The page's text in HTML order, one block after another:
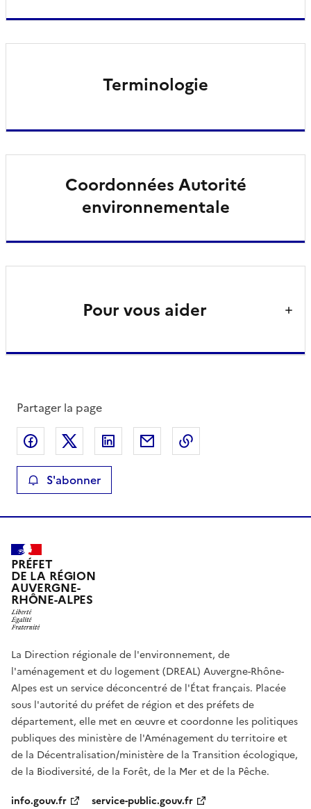
Terminologie
Coordonnées Autorité
environnementale
Pour vous aider
Partager la page
Partager sur Facebook
Partager sur XPartager sur LinkedIn
Partager par email
S'abonner
PRÉFET
DE LA RÉGION
AUVERGNE-
RHÔNE-ALPES
La Direction régionale de l'environnement, de
l'aménagement et du logement (DREAL) Auvergne-Rhône-
Alpes est un service déconcentré de l'État français. Placée
sous l'autorité du préfet de région et des préfets de
département, elle met en œuvre et coordonne les politiques
publiques des ministère de l'Aménagement du territoire et
de la Décentralisation/ministère de la Transition écologique,
de la Biodiversité, de la Forêt, de la Mer et de la Pêche.
info.gouv.fr
service-public.gouv.fr